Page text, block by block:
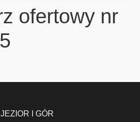
ofertowy nr
I GÓR